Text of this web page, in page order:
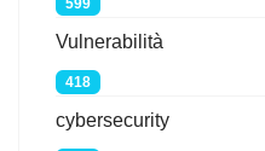
599
Vulnerabilità
418
cybersecurity